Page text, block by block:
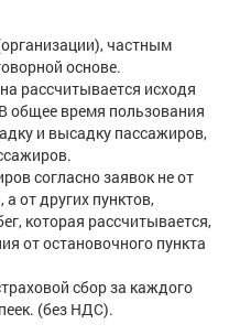
частным
основе.
рассчитывается исходя
общее время пользования
и высадку пассажиров,
согласно заявок не от
от других пунктов,
которая рассчитывается,
от остановочного пункта
сбор за каждого
(без НДС).